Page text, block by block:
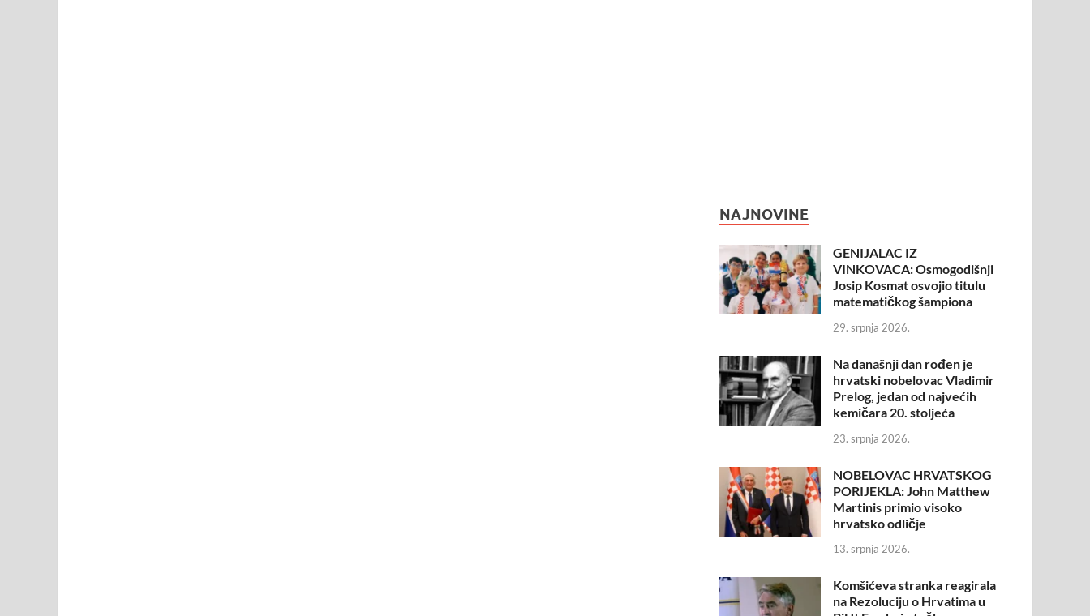
NAJNOVINE
GENIJALAC IZ
VINKOVACA: Osmogodišnji
Josip Kosmat osvojio titulu
matematičkog šampiona
29. srpnja 2026.
Na današnji dan rođen je
hrvatski nobelovac Vladimir
Prelog, jedan od najvećih
kemičara 20. stoljeća
23. srpnja 2026.
NOBELOVAC HRVATSKOG
PORIJEKLA: John Matthew
Martinis primio visoko
hrvatsko odličje
13. srpnja 2026.
Komšićeva stranka reagirala
na Rezoluciju o Hrvatima u